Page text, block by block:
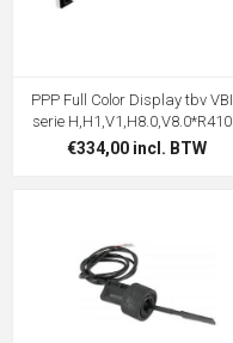
PPP Full Color Display tbv
serie
€334,00 incl. BTW